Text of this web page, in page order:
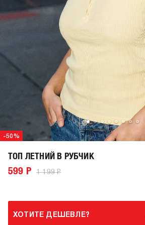
-50%
ТОП ЛЕТНИЙ В РУБЧИК
599 Р 1 199 Р
ХОТИТЕ ДЕШЕВЛЕ?